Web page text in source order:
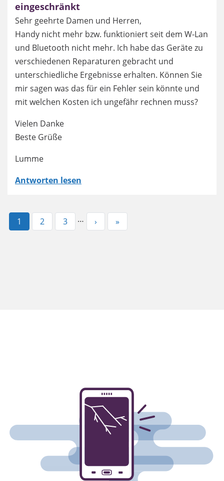
eingeschränkt
Sehr geehrte Damen und Herren,
Handy nicht mehr bzw. funktioniert seit dem W-Lan
und Bluetooth nicht mehr. Ich habe das Geräte zu
verschiedenen Reparaturen gebracht und
unterschiedliche Ergebnisse erhalten. Können Sie
mir sagen was das für ein Fehler sein könnte und
mit welchen Kosten ich ungefähr rechnen muss?
Vielen Danke
Beste Grüße
Lumme
Antworten lesen
Aktuelle
1 Page
2 Page
3 …
Nächste
›
Letzte
»